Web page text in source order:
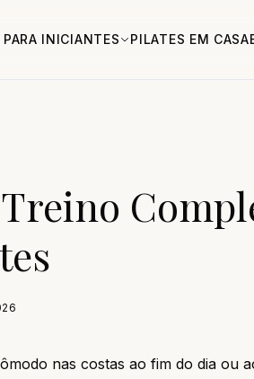
PARA INICIANTES PILATES EM CASA
nas costas ao fim do dia ou